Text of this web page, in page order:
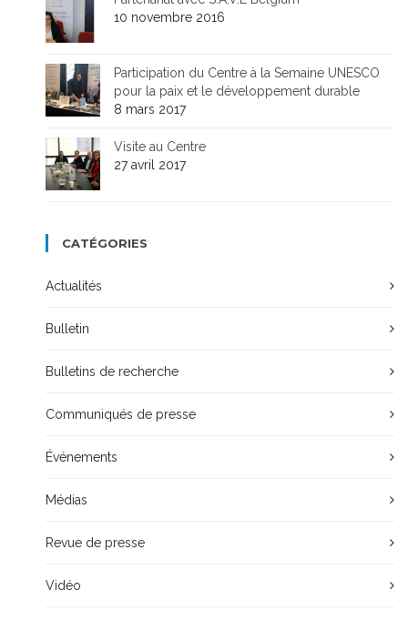
10 novembre 2016
Participation du Centre à la Semaine UNESCO
pour la paix et le développement durable
8 mars 2017
Visite au Centre
27 avril 2017
CATÉGORIES
Actualités
Bulletin
Bulletins de recherche
Communiqués de presse
Événements
Médias
Revue de presse
Vidéo